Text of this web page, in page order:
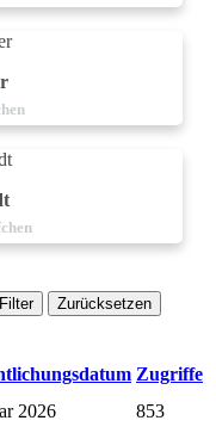
Filter Zurücksetzen
Zugriffe
2026
853